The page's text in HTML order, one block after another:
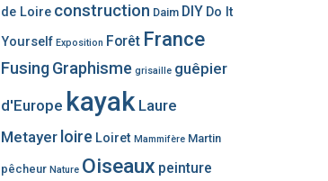
de Loire construction Daim DIY Do It
Yourself Exposition Forêt France
Fusing Graphisme grisaille guêpier
d'Europe kayak Laure
Metayer loire Loiret Mammifère Martin
pêcheur Nature Oiseaux peinture